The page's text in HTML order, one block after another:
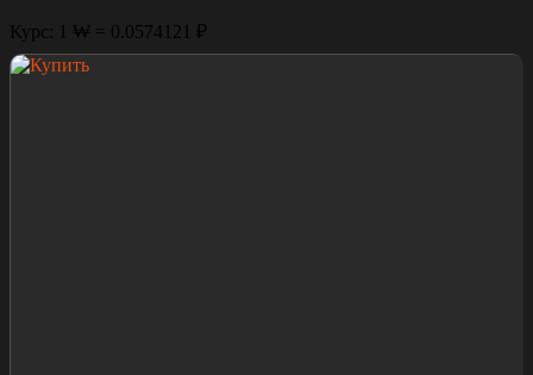
Курс: 1 ₩ = 0.0574121 ₽